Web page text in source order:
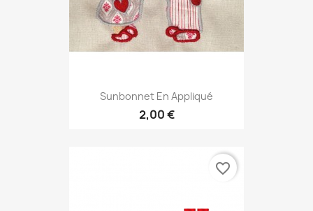
Sunbonnet En Appliqué
2,00 €
favorite_border